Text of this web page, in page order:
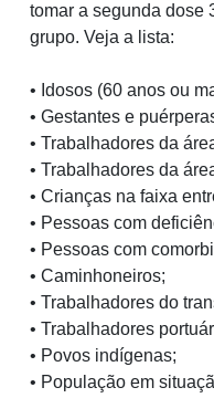
tomar a segunda dose
grupo. Veja a lista:
• Idosos (60 anos ou
• Gestantes e
• Trabalhadores da
• Trabalhadores da
• Crianças na faixa
• Pessoas com
• Pessoas com
• Caminhoneiros;
• Trabalhadores do
• Trabalhadores
• Povos indígenas;
• População em